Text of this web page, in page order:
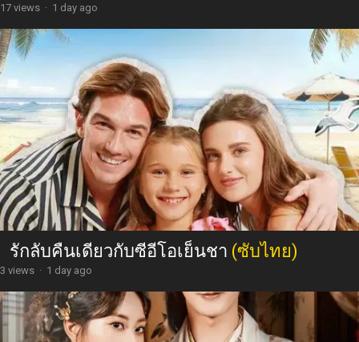
17 views · 1 day ago
รักลับคืนเดียวกับซีอีโอเย็นชา (ซับไทย)
3 views · 1 day ago